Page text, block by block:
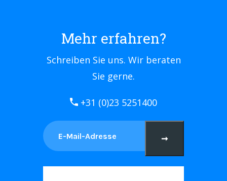
Mehr erfahren?
Schreiben Sie uns. Wir beraten
Sie gerne.
+31 (0)23 5251400
➞